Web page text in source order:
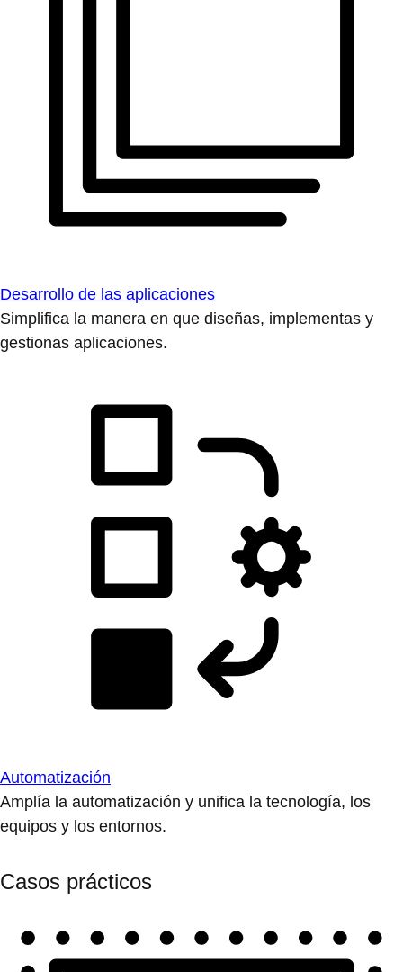
Desarrollo de las aplicaciones
Simplifica la manera en que diseñas, implementas y
gestionas aplicaciones.
Automatización
Amplía la automatización y unifica la tecnología, los
equipos y los entornos.
Casos prácticos